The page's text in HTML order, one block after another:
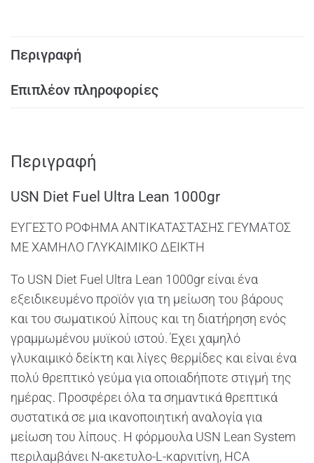
Περιγραφή
Επιπλέον πληροφορίες
Περιγραφή
USN Diet Fuel Ultra Lean 1000gr
ΕΥΓΕΣΤΟ ΡΟΦΗΜΑ ΑΝΤΙΚΑΤΑΣΤΑΣΗΣ ΓΕΥΜΑΤΟΣ
ΜΕ ΧΑΜΗΛΟ ΓΛΥΚΑΙΜΙΚΟ ΔΕΙΚΤΗ
Το USN Diet Fuel Ultra Lean 1000gr είναι ένα
εξειδικευμένο προϊόν για τη μείωση του βάρους
και του σωματικού λίπους και τη διατήρηση ενός
γραμμωμένου μυϊκού ιστού. Έχει χαμηλό
γλυκαιμικό δείκτη και λίγες θερμίδες και είναι ένα
πολύ θρεπτικό γεύμα για οποιαδήποτε στιγμή της
ημέρας. Προσφέρει όλα τα σημαντικά θρεπτικά
συστατικά σε μια ικανοποιητική αναλογία για
μείωση του λίπους. Η φόρμουλα USN Lean System
περιλαμβάνει N-ακετυλο-L-καρνιτίνη, HCA